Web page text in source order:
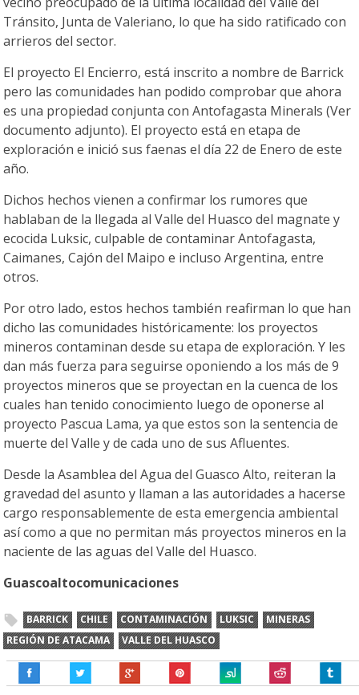
Tránsito, Junta de Valeriano, lo que ha sido ratificado con
arrieros del sector.
El proyecto El Encierro, está inscrito a nombre de Barrick
pero las comunidades han podido comprobar que ahora
es una propiedad conjunta con Antofagasta Minerals (Ver
documento adjunto). El proyecto está en etapa de
exploración e inició sus faenas el día 22 de Enero de este
año.
Dichos hechos vienen a confirmar los rumores que
hablaban de la llegada al Valle del Huasco del magnate y
ecocida Luksic, culpable de contaminar Antofagasta,
Caimanes, Cajón del Maipo e incluso Argentina, entre
otros.
Por otro lado, estos hechos también reafirman lo que han
dicho las comunidades históricamente: los proyectos
mineros contaminan desde su etapa de exploración. Y les
dan más fuerza para seguirse oponiendo a los más de 9
proyectos mineros que se proyectan en la cuenca de los
cuales han tenido conocimiento luego de oponerse al
proyecto Pascua Lama, ya que estos son la sentencia de
muerte del Valle y de cada uno de sus Afluentes.
Desde la Asamblea del Agua del Guasco Alto, reiteran la
gravedad del asunto y llaman a las autoridades a hacerse
cargo responsablemente de esta emergencia ambiental
así como a que no permitan más proyectos mineros en la
naciente de las aguas del Valle del Huasco.
Guascoaltocomunicaciones
BARRICK CHILE CONTAMINACIÓN LUKSIC
MINERAS
REGIÓN DE ATACAMA
VALLE DEL HUASCO